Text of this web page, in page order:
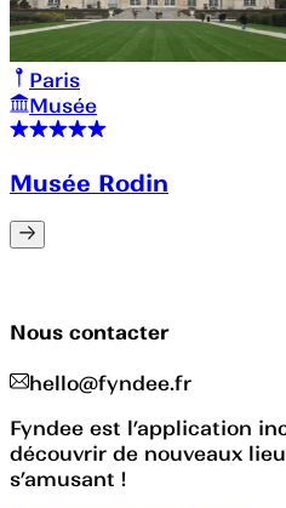
Paris
Musée
Musée Rodin
Nous contacter
hello@fyndee.fr
Fyndee est l’application
découvrir de nouveaux
s’amusant !